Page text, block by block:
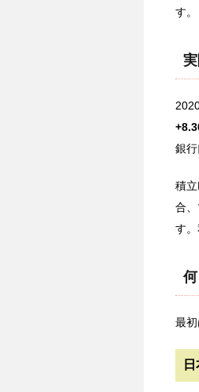
す。
銀
積
合
す
最